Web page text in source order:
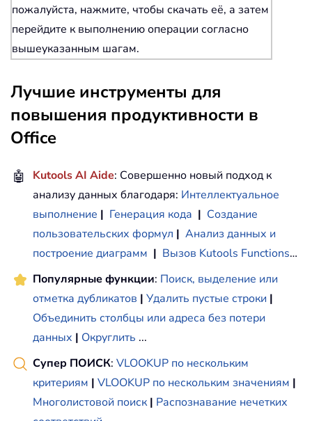
пожалуйста, нажмите, чтобы скачать её, а затем
перейдите к выполнению операции согласно
вышеуказанным шагам.
Лучшие инструменты для
повышения продуктивности в
Office
🤖 Kutools AI Aide: Совершенно новый подход к
анализу данных благодаря: Интеллектуальное
выполнение | Генерация кода | Создание
пользовательских формул | Анализ данных и
построение диаграмм | Вызов Kutools Functions…
Популярные функции: Поиск, выделение или
отметка дубликатов | Удалить пустые строки |
Объединить столбцы или адреса без потери
данных | Округлить ...
Супер ПОИСК: VLOOKUP по нескольким
критериям | VLOOKUP по нескольким значениям |
Многолистовой поиск | Распознавание нечетких